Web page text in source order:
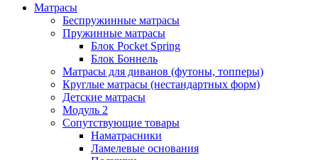
Матрасы
Беспружинные матрасы
Пружинные матрасы
Блок Pocket Spring
Блок Боннель
Матрасы для диванов (футоны, топперы)
Круглые матрасы (нестандартных форм)
Детские матрасы
Модуль 2
Сопутствующие товары
Наматрасники
Ламелевые основания